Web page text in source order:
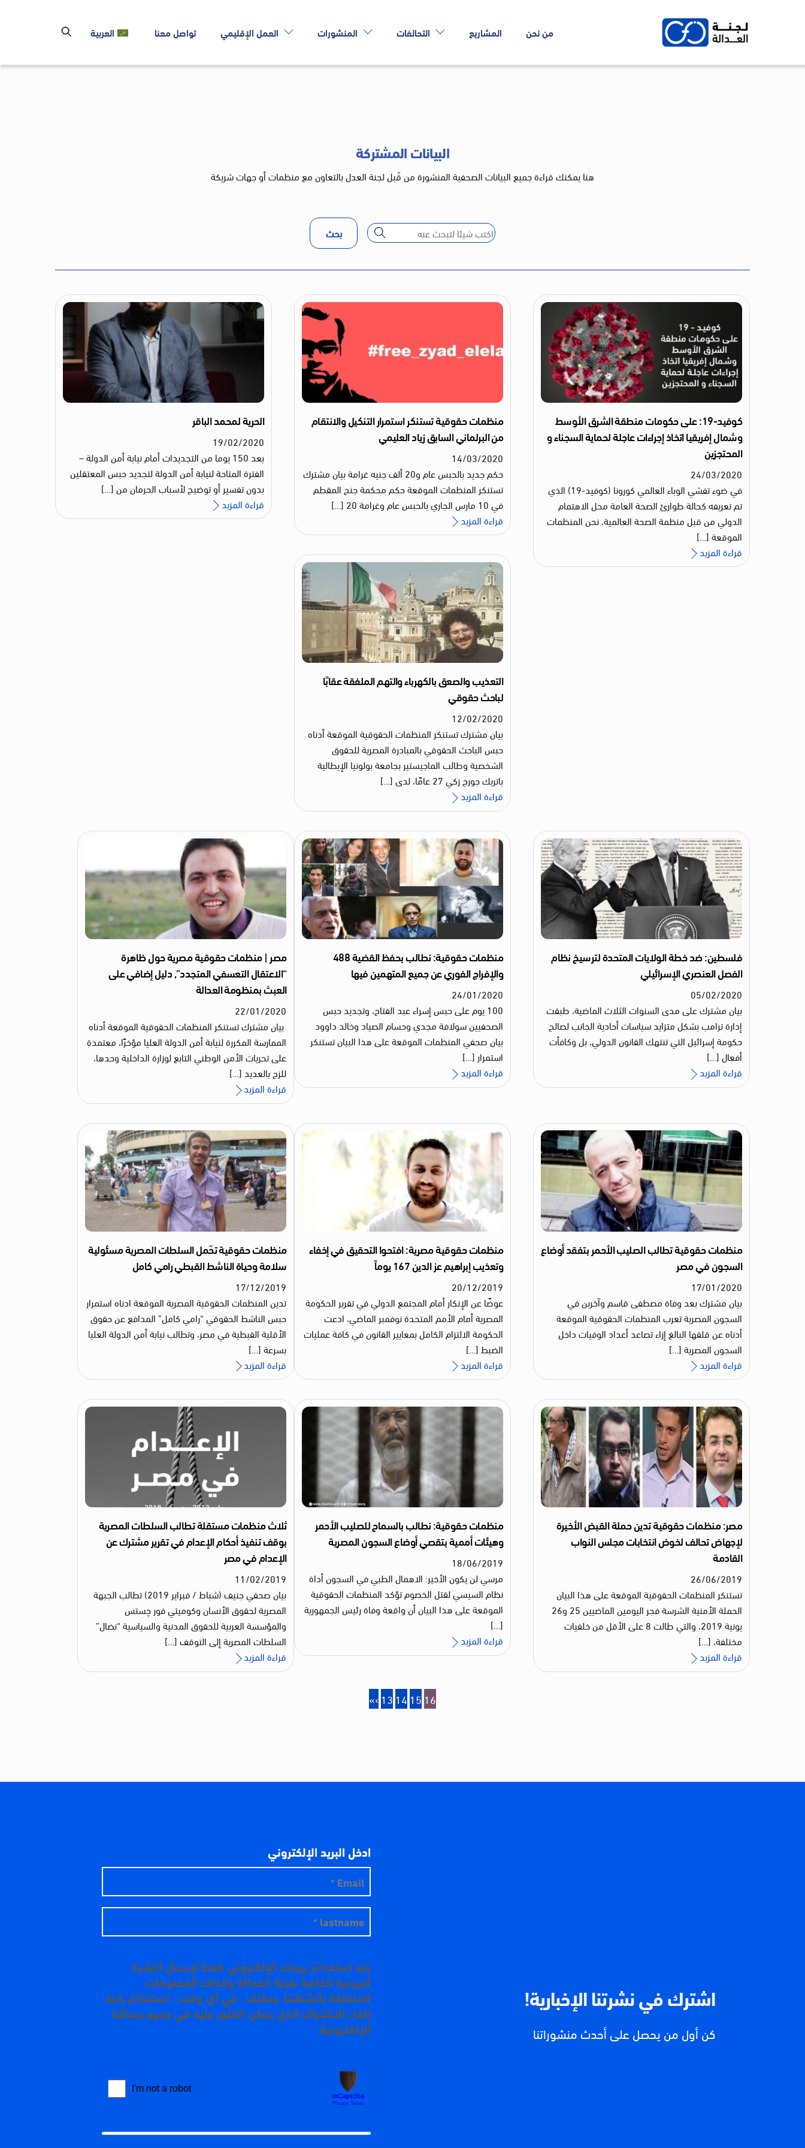
من نحن المشاريع التحالفات المنشورات العمل الإقليمي تواصل معنا العربية
البيانات المشتركة
هنا يمكنك قراءة جميع البيانات الصحفية المنشورة من قَبل لجنة العدل بالتعاون مع منظمات أو جهات شريكة
بحث
كوفيد-19: على حكومات منطقة الشرق الأوسط
وشمال إفريقيا اتخاذ إجراءات عاجلة لحماية السجناء و
المحتجزين
24/03/2020
في ضوء تفشي الوباء العالمي كورونا (كوفيد-19) الذي
تم تعريفه كحالة طوارئ الصحة العامة محل الاهتمام
الدولي من قبل منظمة الصحة العالمية، نحن المنظمات
الموقعة […]
قراءة المزيد
منظمات حقوقية تستنكر استمرار التنكيل والانتقام
من البرلماني السابق زياد العليمي
14/03/2020
حكم جديد بالحبس عام و20 ألف جنيه غرامة بيان مشترك
تستنكر المنظمات الموقعة حكم محكمة جنح المقطم
في 10 مارس الجاري بالحبس عام وغرامة 20 […]
قراءة المزيد
الحرية لمحمد الباقر
19/02/2020
بعد 150 يوما من التجديدات أمام نيابة أمن الدولة –
الفترة المتاحة لنيابة أمن الدولة لتجديد حبس المعتقلين
بدون تفسير أو توضيح لأسباب الحرمان من […]
قراءة المزيد
التعذيب والصعق بالكهرباء والتهم الملفقة عقابًا
لباحث حقوقي
12/02/2020
بيان مشترك تستنكر المنظمات الحقوقية الموقعة أدناه
حبس الباحث الحقوقي بالمبادرة المصرية للحقوق
الشخصية وطالب الماجيستير بجامعة بولونيا الإيطالية
باتريك جورج زكي 27 عامًا، لدى […]
قراءة المزيد
فلسطين: ضد خطة الولايات المتحدة لترسيخ نظام
الفصل العنصري الإسرائيلي
05/02/2020
بيان مشترك على مدى السنوات الثلاث الماضية، طبقت
إدارة ترامب بشكل متزايد سياسات أحادية الجانب لصالح
حكومة إسرائيل التي تنتهك القانون الدولي، بل وكافأت
أفعال […]
قراءة المزيد
منظمات حقوقية: نطالب بحفظ القضية 488
والإفراج الفوري عن جميع المتهمين فيها
24/01/2020
100 يوم على حبس إسراء عبد الفتاح، وتجديد حبس
الصحفيين سولافة مجدي وحسام الصياد وخالد داوود
بيان صحفي المنظمات الموقعة على هذا البيان تستنكر
استمرار […]
قراءة المزيد
مصر | منظمات حقوقية مصرية حول ظاهرة
“الاعتقال التعسفي المتجدد”, دليل إضافي على
العبث بمنظومة العدالة
22/01/2020
بيان مشترك تستنكر المنظمات الحقوقية الموقعة أدناه
الممارسة المكررة لنيابة أمن الدولة العليا مؤخرًا، معتمدة
على تحريات الأمن الوطني التابع لوزارة الداخلية وحدها،
للزج بالعديد […]
قراءة المزيد
منظمات حقوقية تطالب الصليب الأحمر بتفقد أوضاع
السجون في مصر
17/01/2020
بيان مشترك بعد وفاة مصطفى قاسم وآخرين في
السجون المصرية تعرب المنظمات الحقوقية الموقعة
أدناه عن قلقها البالغ إزاء تصاعد أعداد الوفيات داخل
السجون المصرية […]
قراءة المزيد
منظمات حقوقية مصرية: افتحوا التحقيق في إخفاء
وتعذيب إبراهيم عز الدين 167 يوماً
20/12/2019
عوضًا عن الإنكار أمام المجتمع الدولي في تقرير الحكومة
المصرية أمام الأمم المتحدة نوفمبر الماضي، ادعت
الحكومة الالتزام الكامل بمعايير القانون في كافة عمليات
الضبط […]
قراءة المزيد
منظمات حقوقية تحّمل السلطات المصرية مسئولية
سلامة وحياة الناشط القبطي رامي كامل
17/12/2019
تدين المنظمات الحقوقية المصرية الموقعة ادناه استمرار
حبس الناشط الحقوقي “رامي كامل” المدافع عن حقوق
الأقلية القبطية في مصر، وتطالب نيابة أمن الدولة العليا
بسرعة […]
قراءة المزيد
مصر: منظمات حقوقية تدين حملة القبض الأخيرة
لإجهاض تحالف لخوض انتخابات مجلس النواب
القادمة
26/06/2019
تستنكر المنظمات الحقوقية الموقعة على هذا البيان
الحملة الأمنية الشرسة فجر اليومين الماضيين 25 و26
يونية 2019، والتي طالت 8 على الأقل من خلفيات
مختلفة، […]
قراءة المزيد
منظمات حقوقية: نطالب بالسماح للصليب الأحمر
وهيئات أممية بتقصي أوضاع السجون المصرية
18/06/2019
مرسي لن يكون الأخير: الاهمال الطبي في السجون أداة
نظام السيسي لقتل الخصوم تؤكد المنظمات الحقوقية
الموقعة على هذا البيان أن واقعة وفاة رئيس الجمهورية
[…]
قراءة المزيد
ثلاث منظمات مستقلة تطالب السلطات المصرية
بوقف تنفيذ أحكام الإعدام في تقرير مشترك عن
الإعدام في مصر
11/02/2019
بيان صحفي جنيف (شباط / فبراير 2019) تطالب الجبهة
المصرية لحقوق الأنسان وكوميتي فور چستس
والمؤسسة العربية للحقوق المدنية والسياسية “نضال”
السلطات المصرية إلى التوقف […]
قراءة المزيد
«‹ 13 14 15 16
اشترك في نشرتنا الإخبارية!
كن أول من يحصل على أحدث منشوراتنا
ادخل البريد الإلكتروني
يتم استخدام بريدك الإلكتروني فقط لإرسال النشرة
البريدية الخاصة بلجنة العدالة وكذلك المعلومات
المتعلقة بأنشطتنا. يمكنك ، في أي وقت ، استخدام رابط
إلغاء الاشتراك الذي يمكن العثور عليه في جميع رسائلنا
الإلكترونية.